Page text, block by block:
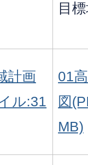
目
計画
ル:31
01
図
MB)